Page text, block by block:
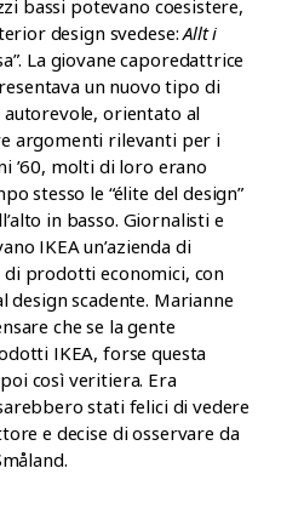
bassi potevano coesistere,
design svedese:Allt i
La giovane caporedattrice
un nuovo tipo di
orientato al
argomenti rilevanti per i
’60, molti di loro erano
stesso le “élite del design”
in basso. Giornalisti e
IKEA un’azienda di
prodotti economici, con
scadente. Marianne
che se la gente
IKEA, forse questa
così veritiera. Era
stati felici di vedere
e decise di osservare da